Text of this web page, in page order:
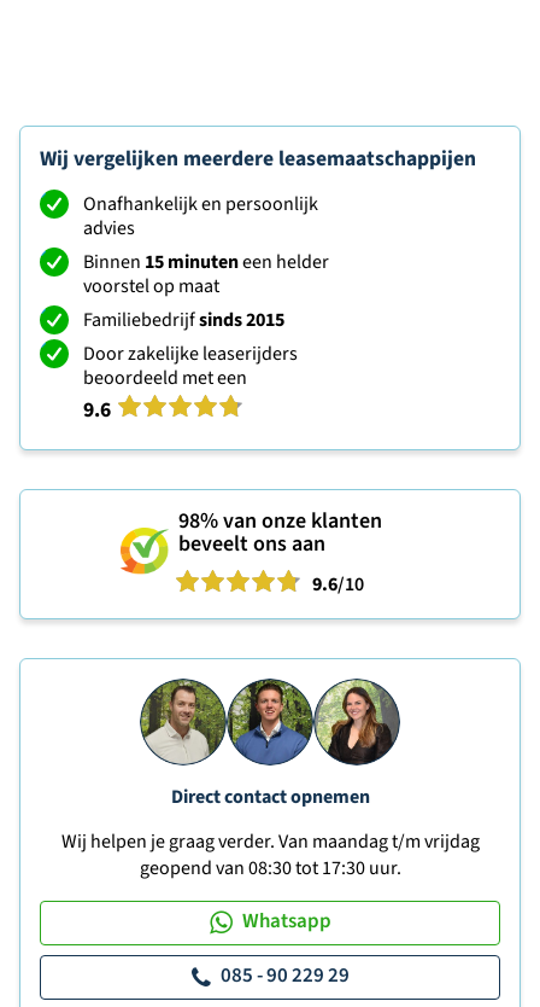
Wij vergelijken meerdere leasemaatschappijen
Onafhankelijk en persoonlijk
advies
Binnen 15 minuteneen helder
voorstel op maat
Familiebedrijfsinds 2015
Door zakelijke leaserijders
beoordeeld met een
9.6
98%van onze klanten
beveelt ons aan
9.6/10
Direct contact opnemen
Wij helpen je graag verder. Van maandag t/m vrijdag
geopend van 08:30 tot 17:30 uur.
Whatsapp
085 - 90 229 29